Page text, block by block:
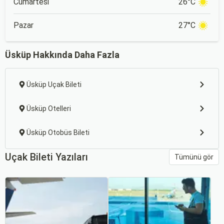
Pazar 27°C
Üsküp Hakkında Daha Fazla
Üsküp Uçak Bileti
Üsküp Otelleri
Üsküp Otobüs Bileti
Uçak Bileti Yazıları Tümünü gör